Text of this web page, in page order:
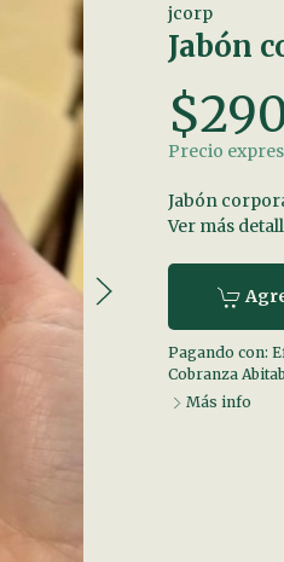
jcorp
Jabón
Precio
Jabón
Ver más
Pagando con:
Cobranza
Más info